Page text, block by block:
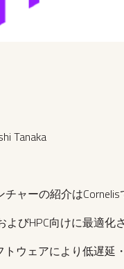
Tanaka
ャーの紹介はCornelis
よびHPC向けに最適
トウェアにより低遅